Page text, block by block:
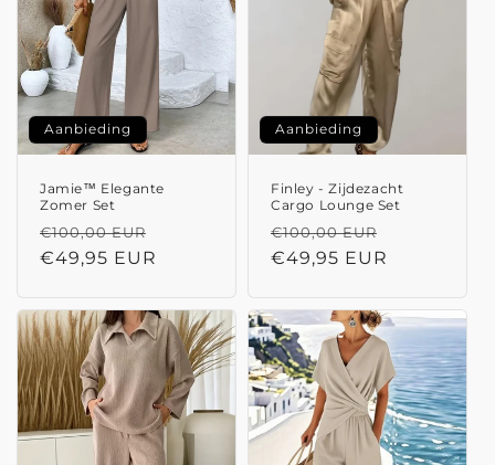
Aanbieding
Jamie™ Elegante
Zomer Set
Normale
prijs
€100,00 EUR
Aanbiedingsprijs
€49,95 EUR
Aanbieding
Finley - Zijdezacht
Cargo Lounge Set
Normale
prijs
€100,00 EUR
€49,95 EUR